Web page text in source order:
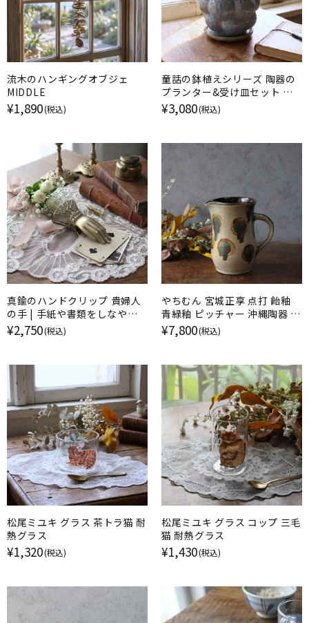
流木のハンギングオブジェ
MIDDLE
¥1,890(税込)
童話の鉢植えシリーズ 陶器の
プランター&受け皿セット ポ
コポコの青い花
¥3,080(税込)
真鍮のハンドクリップ 貴婦人
の手 | 手紙や書類をしなやか
に留める
¥2,750(税込)
やちむん 宮城正享 点打 飴釉
青緑釉 ピッチャー 沖縄陶器 読
谷村北窯
¥7,800(税込)
松尾ミユキ グラス 茶トラ猫 耐
熱グラス
¥1,320(税込)
松尾ミユキ グラス コップ 三毛
猫 耐熱グラス
¥1,430(税込)